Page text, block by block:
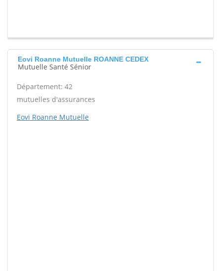
Eovi Roanne Mutuelle ROANNE CEDEX
Mutuelle Santé Sénior
Département: 42
mutuelles d'assurances
Eovi Roanne Mutuelle